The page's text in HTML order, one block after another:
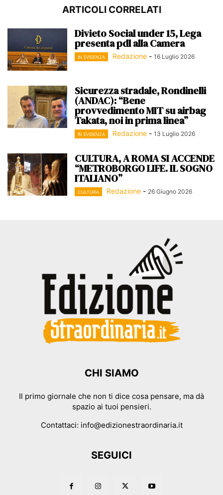
ARTICOLI CORRELATI
Divieto Social under 15, Lega
presenta pdl alla Camera
IN EVIDENZA Redazione - 16 Luglio 2026
Sicurezza stradale, Rondinelli
(ANDAC): “Bene
provvedimento MIT su airbag
Takata, noi in prima linea”
IN EVIDENZA Redazione - 13 Luglio 2026
CULTURA, A ROMA SI ACCENDE
“METROBORGO LIFE. IL SOGNO
ITALIANO”
CULTURA Redazione - 26 Giugno 2026
CHI SIAMO
Il primo giornale che non ti dice cosa pensare, ma dà
spazio ai tuoi pensieri.
Contattaci: info@edizionestraordinaria.it
SEGUICI